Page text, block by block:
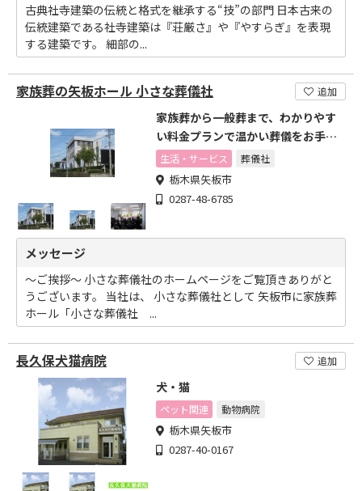
古典社寺建築の伝統と格式を継承する“技”の部門 日本古来の
伝統建築である社寺建築は『荘厳さ』や『やすらぎ』を表現
する建築です。 細部の...
家族葬の矢板ホール 小さな葬儀社 追加
家族葬から一般葬まで、わかりやす
い料金プランで温かい葬儀をお手伝
いします
生活・サービス 葬儀社
栃木県矢板市
0287-48-6785
メッセージ
～ご挨拶～ 小さな葬儀社のホームページをご覧頂きありがと
うございます。 当社は、 小さな葬儀社として 矢板市に家族葬
ホール「小さな葬儀社 ...
長久保犬猫病院 追加
犬・猫
ペット関連 動物病院
栃木県矢板市
0287-40-0167